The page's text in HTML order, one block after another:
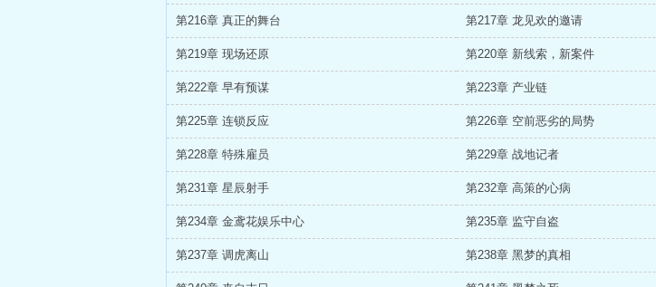
第216章 真正的舞台 第217章 龙见欢的邀请
第219章 现场还原 第220章 新线索，新案件
第222章 早有预谋 第223章 产业链
第225章 连锁反应 第226章 空前恶劣的局势
第228章 特殊雇员 第229章 战地记者
第231章 星辰射手 第232章 高策的心病
第234章 金鸢花娱乐中心 第235章 监守自盗
第237章 调虎离山 第238章 黑梦的真相